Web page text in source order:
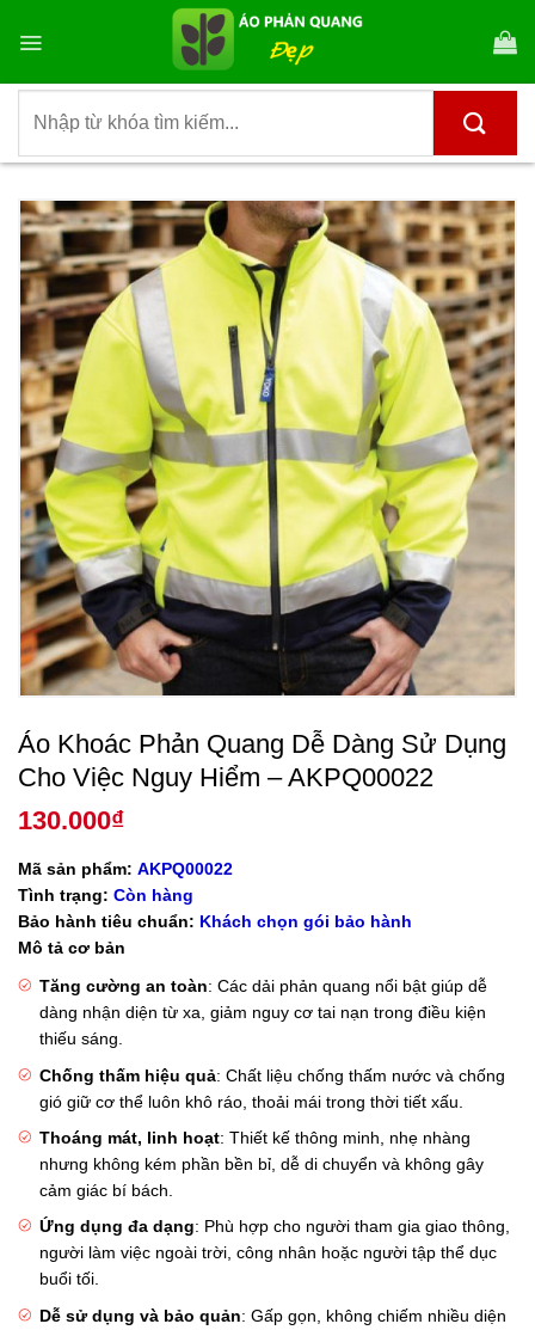
qua
dung
kiếm:
Áo Khoác Phản Quang Dễ Dàng Sử Dụng
Cho Việc Nguy Hiểm – AKPQ00022
130.000₫
Mã sản phẩm: AKPQ00022
Tình trạng: Còn hàng
Bảo hành tiêu chuẩn: Khách chọn gói bảo hành
Mô tả cơ bản
Tăng cường an toàn: Các dải phản quang nổi bật giúp dễ
dàng nhận diện từ xa, giảm nguy cơ tai nạn trong điều kiện
thiếu sáng.
Chống thấm hiệu quả: Chất liệu chống thấm nước và chống
gió giữ cơ thể luôn khô ráo, thoải mái trong thời tiết xấu.
Thoáng mát, linh hoạt: Thiết kế thông minh, nhẹ nhàng
nhưng không kém phần bền bỉ, dễ di chuyển và không gây
cảm giác bí bách.
Ứng dụng đa dạng: Phù hợp cho người tham gia giao thông,
người làm việc ngoài trời, công nhân hoặc người tập thể dục
buổi tối.
Dễ sử dụng và bảo quản: Gấp gọn, không chiếm nhiều diện